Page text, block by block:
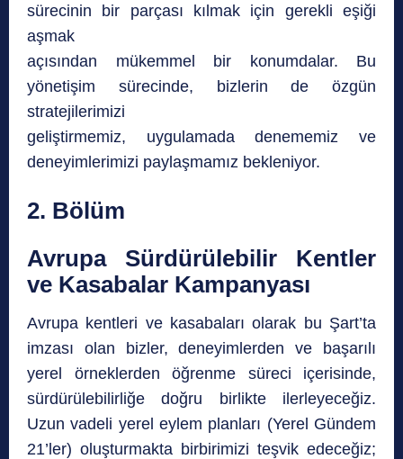
sürecinin bir parçası kılmak için gerekli eşiği
aşmak
açısından mükemmel bir konumdalar. Bu
yönetişim sürecinde, bizlerin de özgün
stratejilerimizi
geliştirmemiz, uygulamada denememiz ve
deneyimlerimizi paylaşmamız bekleniyor.
2. Bölüm
Avrupa Sürdürülebilir Kentler
ve Kasabalar Kampanyası
Avrupa kentleri ve kasabaları olarak bu Şart’ta
imzası olan bizler, deneyimlerden ve başarılı
yerel örneklerden öğrenme süreci içerisinde,
sürdürülebilirliğe doğru birlikte ilerleyeceğiz.
Uzun vadeli yerel eylem planları (Yerel Gündem
21’ler) oluşturmakta birbirimizi teşvik edeceğiz;